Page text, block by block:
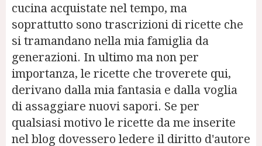
cucina acquistate nel tempo, ma
soprattutto sono trascrizioni di ricette che
si tramandano nella mia famiglia da
generazioni. In ultimo ma non per
importanza, le ricette che troverete qui,
derivano dalla mia fantasia e dalla voglia
di assaggiare nuovi sapori. Se per
qualsiasi motivo le ricette da me inserite
nel blog dovessero ledere il diritto d'autore